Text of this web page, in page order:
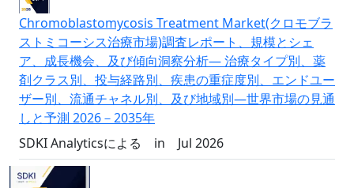
Chromoblastomycosis Treatment Market(クロモブラ
ストミコーシス治療市場)調査レポート、規模とシェ
ア、成長機会、及び傾向洞察分析― 治療タイプ別、薬
剤クラス別、投与経路別、疾患の重症度別、エンドユー
ザー別、流通チャネル別、及び地域別―世界市場の見通
しと予測 2026－2035年
SDKI Analyticsによる
in Jul 2026